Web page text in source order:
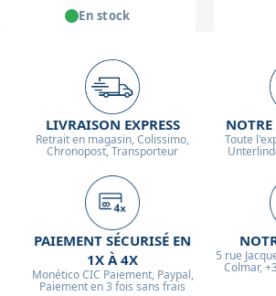
En stock
LIVRAISON EXPRESS
Retrait en magasin, Colissimo,
Chronopost, Transporteur
Toute
PAIEMENT SÉCURISÉ EN
1X À 4X
Monético CIC Paiement, Paypal,
Paiement en 3 fois sans frais
5 rue
Colmar,